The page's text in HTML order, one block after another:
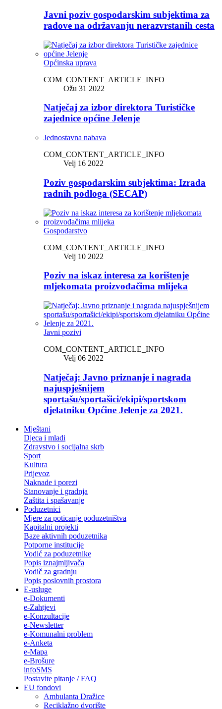
Javni poziv gospodarskim subjektima za
radove na održavanju nerazvrstanih cesta
Općinska uprava
COM_CONTENT_ARTICLE_INFO
Ožu 31 2022
Natječaj za izbor direktora Turističke
zajednice općine Jelenje
Jednostavna nabava
COM_CONTENT_ARTICLE_INFO
Velj 16 2022
Poziv gospodarskim subjektima: Izrada
radnih podloga (SECAP)
Gospodarstvo
COM_CONTENT_ARTICLE_INFO
Velj 10 2022
Poziv na iskaz interesa za korištenje
mljekomata proizvođačima mlijeka
Javni pozivi
COM_CONTENT_ARTICLE_INFO
Velj 06 2022
Natječaj: Javno priznanje i nagrada
najuspješnijem
sportašu/sportašici/ekipi/sportskom
djelatniku Općine Jelenje za 2021.
Mještani
Djeca i mladi
Zdravstvo i socijalna skrb
Sport
Kultura
Prijevoz
Naknade i porezi
Stanovanje i gradnja
Zaštita i spašavanje
Poduzetnici
Mjere za poticanje poduzetništva
Kapitalni projekti
Baze aktivnih poduzetnika
Potporne institucije
Vodić za poduzetnike
Popis iznajmljivača
Vodič za gradnju
Popis poslovnih prostora
E-usluge
e-Dokumenti
e-Zahtjevi
e-Konzultacije
e-Newsletter
e-Komunalni problem
e-Anketa
e-Mapa
e-Brošure
infoSMS
Postavite pitanje / FAQ
EU fondovi
Ambulanta Dražice
Reciklažno dvorište